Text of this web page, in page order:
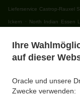
Ihre
auf dieser
Oracle und unsere
Zwecke verwenden:
Lieferservice Castrop-Rauxel
Ickern . North Indian Essen
Rauxel Rauxel . North
Indian Essen Lieferservice
Indian Essen Lieferservice